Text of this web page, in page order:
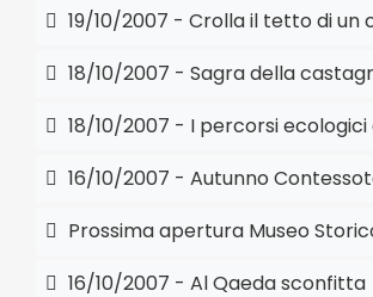
19/10/2007 - Crolla il tetto di un
18/10/2007 - Sagra della
18/10/2007 - I percorsi
16/10/2007 - Autunno
Prossima apertura Museo
16/10/2007 - Al Qaeda sconfitta